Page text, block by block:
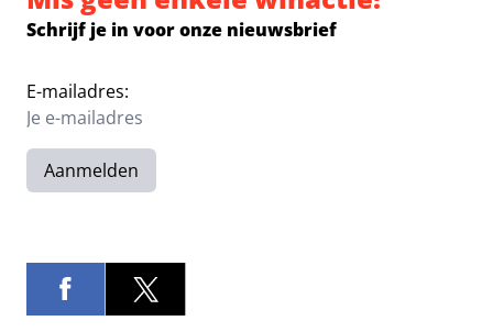
Schrijf je in voor onze nieuwsbrief
E-mailadres:
Aanmelden